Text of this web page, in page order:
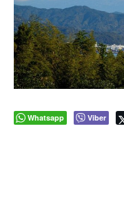
Whatsapp Viber